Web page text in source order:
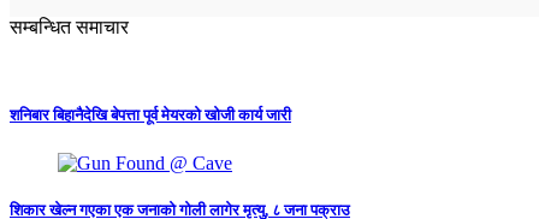
सम्बन्धित समाचार
शनिबार बिहानैदेखि बेपत्ता पूर्व मेयरको खोजी कार्य जारी
शिकार खेल्न गएका एक जनाको गोली लागेर मृत्यु, ८ जना पक्राउ